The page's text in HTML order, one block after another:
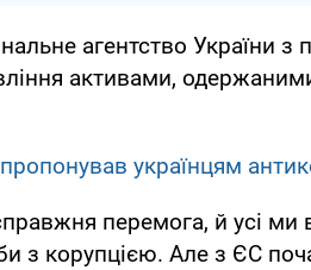
агентство України з
активами,
українцям
перемога, й усі ми
з корупцією. Але з ЄС